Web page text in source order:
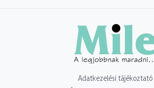
Adatkezelési tájékoztató